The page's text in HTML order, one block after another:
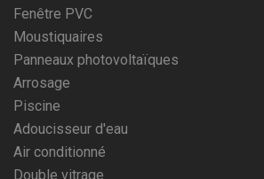
Fenêtre PVC
Moustiquaires
Panneaux photovoltaïques
Arrosage
Piscine
Adoucisseur d'eau
Air conditionné
Double vitrage